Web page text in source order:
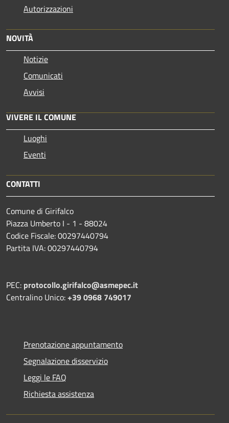
Autorizzazioni
NOVITÀ
Notizie
Comunicati
Avvisi
VIVERE IL COMUNE
Luoghi
Eventi
CONTATTI
Comune di Girifalco
Piazza Umberto I - 1 - 88024
Codice Fiscale: 00297440794
Partita IVA: 00297440794
PEC: protocollo.girifalco@asmepec.it
Centralino Unico:+39 0968 749017
Prenotazione appuntamento
Segnalazione disservizio
Leggi le FAQ
Richiesta assistenza